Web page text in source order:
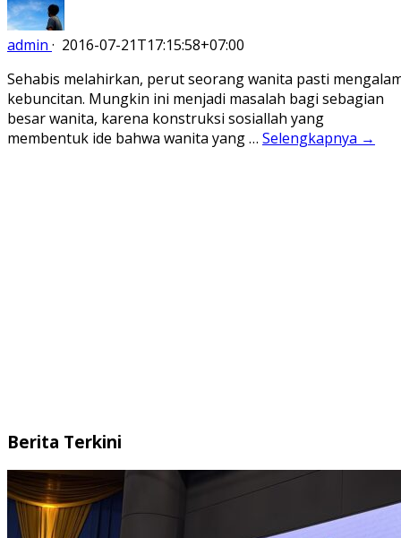
admin · 2016-07-21T17:15:58+07:00
Sehabis melahirkan, perut seorang wanita pasti
kebuncitan. Mungkin ini menjadi masalah bagi sebagian
besar wanita, karena konstruksi sosiallah yang
membentuk ide bahwa wanita yang … Selengkapnya →
Berita Terkini